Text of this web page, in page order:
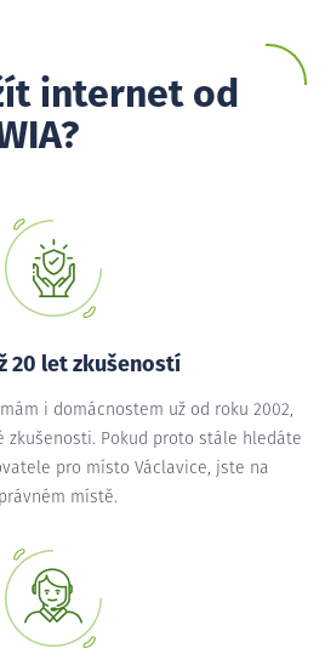
internet od
20 let zkušeností
i domácnostem už od roku 2002,
zkušenosti. Pokud proto stále hledáte
pro místo Václavice, jste na
místě.